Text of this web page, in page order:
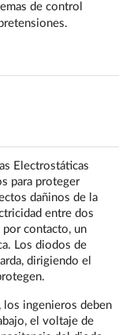
de control
Electrostáticas
para proteger
dañinos de la
entre dos
por contacto, un
Los diodos de
dirigiendo el
los ingenieros deben
el voltaje de